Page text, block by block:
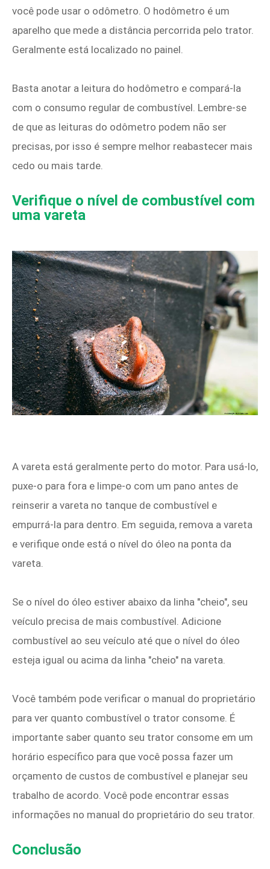
você pode usar o odômetro. O hodômetro é um
aparelho que mede a distância percorrida pelo trator.
Geralmente está localizado no painel.
Basta anotar a leitura do hodômetro e compará-la
com o consumo regular de combustível. Lembre-se
de que as leituras do odômetro podem não ser
precisas, por isso é sempre melhor reabastecer mais
cedo ou mais tarde.
Verifique o nível de combustível com
uma vareta
A vareta está geralmente perto do motor. Para usá-lo,
puxe-o para fora e limpe-o com um pano antes de
reinserir a vareta no tanque de combustível e
empurrá-la para dentro. Em seguida, remova a vareta
e verifique onde está o nível do óleo na ponta da
vareta.
Se o nível do óleo estiver abaixo da linha "cheio", seu
veículo precisa de mais combustível. Adicione
combustível ao seu veículo até que o nível do óleo
esteja igual ou acima da linha "cheio" na vareta.
Você também pode verificar o manual do proprietário
para ver quanto combustível o trator consome. É
importante saber quanto seu trator consome em um
horário específico para que você possa fazer um
orçamento de custos de combustível e planejar seu
trabalho de acordo. Você pode encontrar essas
informações no manual do proprietário do seu trator.
Conclusão